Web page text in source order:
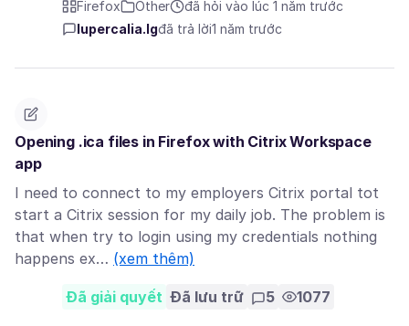
Firefox Other
đã hỏi vào lúc 1 năm trước
lupercalia.lgđã trả lời1 năm trước
Opening .ica files in Firefox with Citrix Workspace
app
I need to connect to my employers Citrix portal tot
start a Citrix session for my daily job. The problem is
that when try to login using my credentials nothing
happens ex… (xem thêm)
Đã giải quyết Đã lưu trữ 5 1077